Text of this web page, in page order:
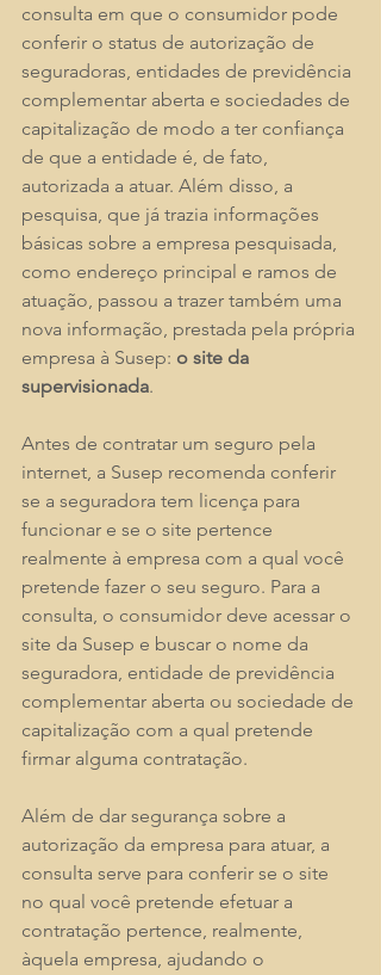
consulta em que o consumidor pode
conferir o status de autorização de
seguradoras, entidades de previdência
complementar aberta e sociedades de
capitalização de modo a ter confiança
de que a entidade é, de fato,
autorizada a atuar. Além disso, a
pesquisa, que já trazia informações
básicas sobre a empresa pesquisada,
como endereço principal e ramos de
atuação, passou a trazer também uma
nova informação, prestada pela própria
empresa à Susep: o site da
supervisionada.
Antes de contratar um seguro pela
internet, a Susep recomenda conferir
se a seguradora tem licença para
funcionar e se o site pertence
realmente à empresa com a qual você
pretende fazer o seu seguro. Para a
consulta, o consumidor deve acessar o
site da Susep e buscar o nome da
seguradora, entidade de previdência
complementar aberta ou sociedade de
capitalização com a qual pretende
firmar alguma contratação.
Além de dar segurança sobre a
autorização da empresa para atuar, a
consulta serve para conferir se o site
no qual você pretende efetuar a
contratação pertence, realmente,
àquela empresa, ajudando o